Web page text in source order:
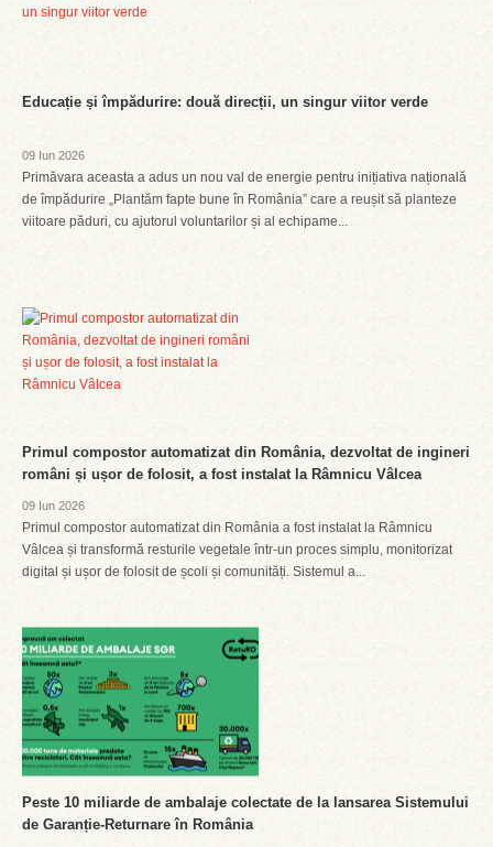
Educație și împădurire: două direcții, un singur viitor verde
09 Iun 2026
Primăvara aceasta a adus un nou val de energie pentru inițiativa națională
de împădurire „Plantăm fapte bune în România” care a reușit să planteze
viitoare păduri, cu ajutorul voluntarilor și al echipame...
Primul compostor automatizat din România, dezvoltat de ingineri
români și ușor de folosit, a fost instalat la Râmnicu Vâlcea
09 Iun 2026
Primul compostor automatizat din România a fost instalat la Râmnicu
Vâlcea și transformă resturile vegetale într-un proces simplu, monitorizat
digital și ușor de folosit de școli și comunități. Sistemul a...
Peste 10 miliarde de ambalaje colectate de la lansarea Sistemului
de Garanție-Returnare în România